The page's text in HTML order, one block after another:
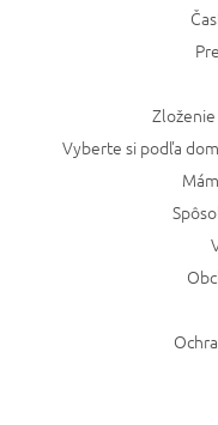
Vyberte si podľa